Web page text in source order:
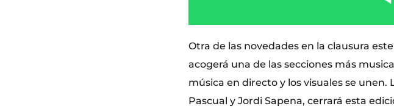
Otra de las novedades en la clausura
acogerá una de las secciones más
música en directo y los visuales se
Pascual y Jordi Sapena, cerrará esta